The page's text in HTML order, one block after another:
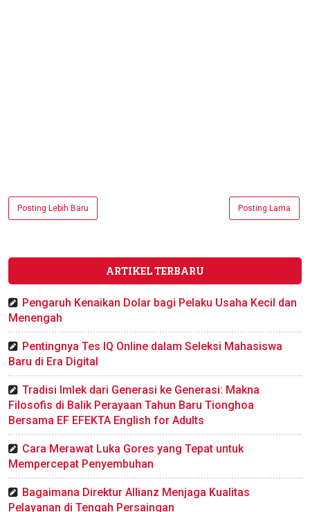
Posting Lebih Baru Posting Lama
ARTIKEL TERBARU
Pengaruh Kenaikan Dolar bagi Pelaku Usaha Kecil dan
Menengah
Pentingnya Tes IQ Online dalam Seleksi Mahasiswa
Baru di Era Digital
Tradisi Imlek dari Generasi ke Generasi: Makna
Filosofis di Balik Perayaan Tahun Baru Tionghoa
Bersama EF EFEKTA English for Adults
Cara Merawat Luka Gores yang Tepat untuk
Mempercepat Penyembuhan
Bagaimana Direktur Allianz Menjaga Kualitas
Pelayanan di Tengah Persaingan